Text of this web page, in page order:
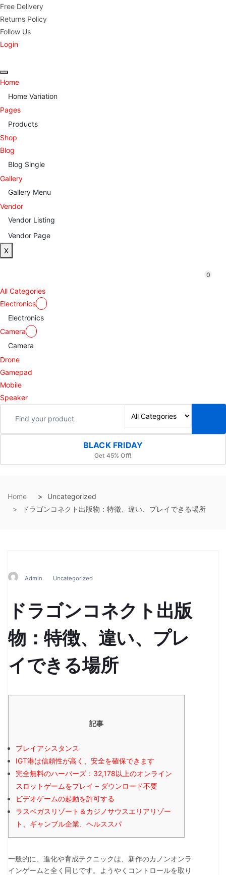
Free Delivery
Returns Policy
Follow Us
Login
Home
Home Variation
Pages
Products
Shop
Blog
Blog Single
Gallery
Gallery Menu
Vendor
Vendor Listing
Vendor Page
X
0
All Categories
Electronics
Electronics
Camera
Camera
Drone
Gamepad
Mobile
Speaker
BLACK FRIDAY
Get 45% Off!
Home
Uncategorized
ドラゴンコネクト出版物：特徴、違い、プレイできる場所
Admin Uncategorized
ドラゴンコネクト出版
物：特徴、違い、プレ
イできる場所
記事
プレイアシスタンス
IGT港は信頼性が高く、安全を確保できます
完全無料のハーバーズ：32,178以上のオンライン
スロットゲームをプレイ – ダウンロード不要
ビデオゲームの起動を許可する
ラスベガスリゾート＆カジノサウスエリアリゾー
ト、ギャンブル企業、ヘルススパ
一般的に、進化や育成テクニックは、新作のカノンオンラ
インゲームと全く同じです。ようやくコントロールを取り